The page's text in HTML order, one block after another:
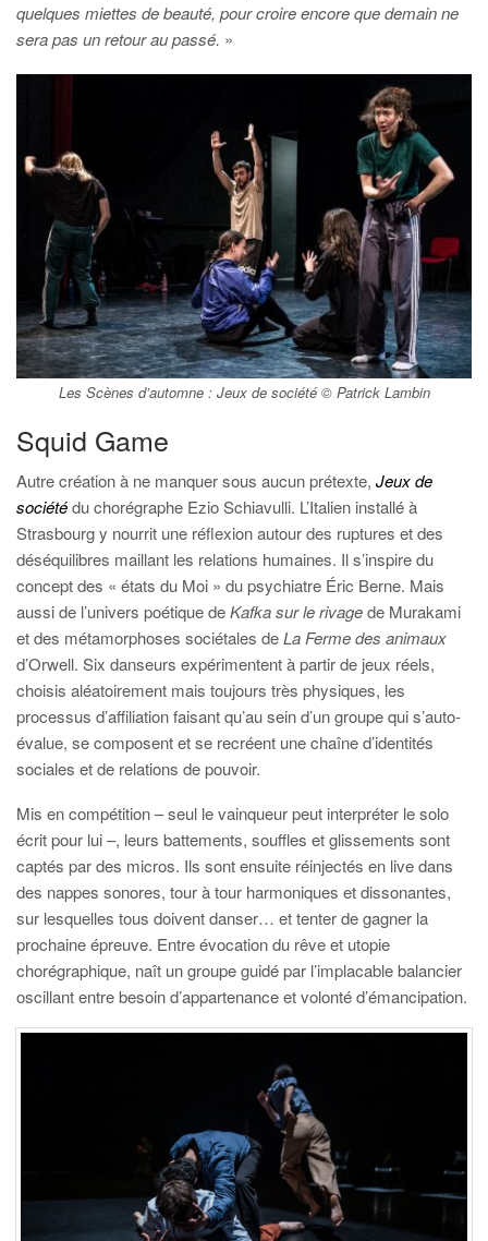
quelques miettes de beauté, pour croire encore que demain ne
sera pas un retour au passé. »
Les Scènes d’automne : Jeux de société© Patrick Lambin
Squid Game
Autre création à ne manquer sous aucun prétexte, Jeux de
sociétédu chorégraphe Ezio Schiavulli. L’Italien installé à
Strasbourg y nourrit une réflexion autour des ruptures et des
déséquilibres maillant les relations humaines. Il s’inspire du
concept des « états du Moi » du psychiatre Éric Berne. Mais
aussi de l’univers poétique deKafka sur le rivagede Murakami
et des métamorphoses sociétales deLa Ferme des animaux
d’Orwell. Six danseurs expérimentent à partir de jeux réels,
choisis aléatoirement mais toujours très physiques, les
processus d’affiliation faisant qu’au sein d’un groupe qui s’auto-
évalue, se composent et se recréent une chaîne d’identités
sociales et de relations de pouvoir.
Mis en compétition – seul le vainqueur peut interpréter le solo
écrit pour lui –, leurs battements, souffles et glissements sont
captés par des micros. Ils sont ensuite réinjectés en live dans
des nappes sonores, tour à tour harmoniques et dissonantes,
sur lesquelles tous doivent danser… et tenter de gagner la
prochaine épreuve. Entre évocation du rêve et utopie
chorégraphique, naît un groupe guidé par l’implacable balancier
oscillant entre besoin d’appartenance et volonté d’émancipation.